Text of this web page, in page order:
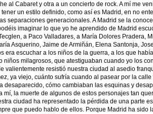
al Cabaret y otra a un concierto de rock. A mí me
un estilo definido, como así es Madrid, en no
separaciones generacionales. A Madrid se la
imaginar lo que yo he aprendido de Madrid
a Paco Valladares, a María Dolores Pradera,
Asquerino, Jaime de Armiñán, Elena Santonja,
era escuchar a los niños de la guerra, a los que
niños milagrosos, que atestiguaban cuando yo los
valientemente resistió nuestra ciudad al asedio
ya viejo, cuánto sufría cuando al pasear por la
desaparecido, cómo cambiaban las esquinas y
mí, la muerte de algunos de estos personajes tan
ciudad ha representado la pérdida de una parte
que puedo hablo de ellos. Porque Madrid ha sido